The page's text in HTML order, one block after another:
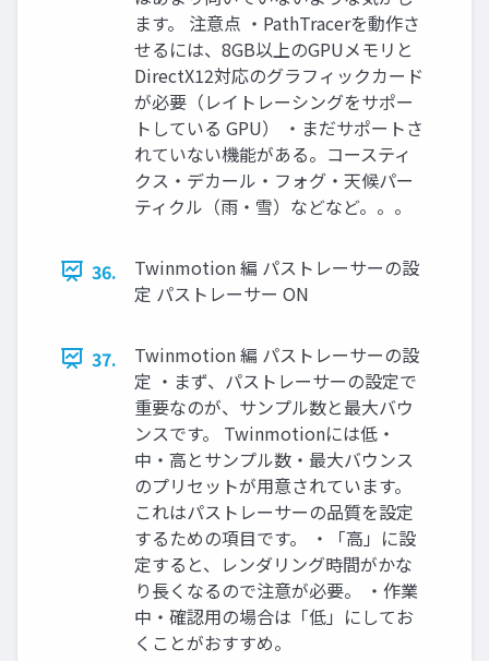
ます。 注意点 ・PathTracerを動作さ
せるには、8GB以上のGPUメモリと
DirectX12対応のグラフィックカード
が必要（レイトレーシングをサポー
トしている GPU） ・まだサポートさ
れていない機能がある。コースティ
クス・デカール・フォグ・天候パー
ティクル（雨・雪）などなど。。。
36.
Twinmotion 編 パストレーサーの設
定 パストレーサー ON
37.
Twinmotion 編 パストレーサーの設
定 ・まず、パストレーサーの設定で
重要なのが、サンプル数と最大バウ
ンスです。 Twinmotionには低・
中・高とサンプル数・最大バウンス
のプリセットが用意されています。
これはパストレーサーの品質を設定
するための項目です。 ・「高」に設
定すると、レンダリング時間がかな
り長くなるので注意が必要。 ・作業
中・確認用の場合は「低」にしてお
くことがおすすめ。